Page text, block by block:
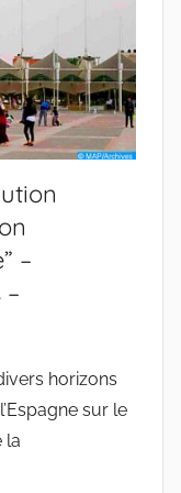
–
horizons
sur le
la